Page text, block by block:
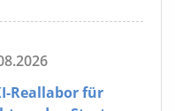
Reallabor für